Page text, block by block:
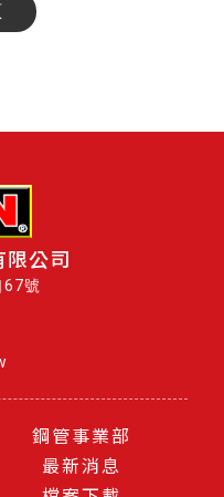
公司
67號
鋼管事業部
最新消息